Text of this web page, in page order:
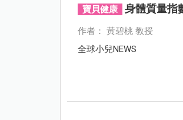
寶貝健康 身體質量指
作者： 黃碧桃 教授
全球小兒NEWS